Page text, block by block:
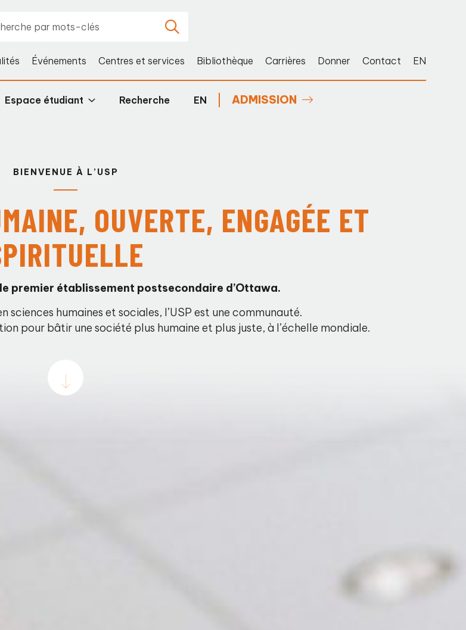
Événements Centres et services Bibliothèque Carrières Donner Contact EN
Espace étudiant Recherche EN ADMISSION
BIENVENUE À L’USP
OUVERTE, ENGAGÉE ET
premier établissement postsecondaire d’Ottawa.
sciences humaines et sociales, l’USP est une communauté.
pour bâtir une société plus humaine et plus juste, à l’échelle mondiale.